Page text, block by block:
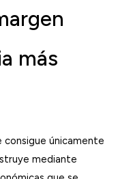
más
consigue únicamente
mediante